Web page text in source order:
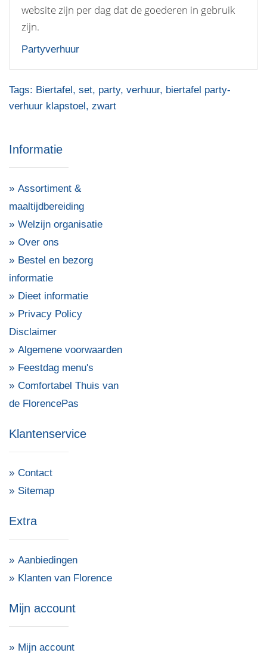
website zijn per dag dat de goederen in gebruik
zijn.
Partyverhuur
Tags: Biertafel, set, party, verhuur, biertafel party-
verhuur klapstoel, zwart
Informatie
Assortiment &
maaltijdbereiding
Welzijn organisatie
Over ons
Bestel en bezorg
informatie
Dieet informatie
Privacy Policy
Disclaimer
Algemene voorwaarden
Feestdag menu's
Comfortabel Thuis van
de FlorencePas
Klantenservice
Contact
Sitemap
Extra
Aanbiedingen
Klanten van Florence
Mijn account
Mijn account